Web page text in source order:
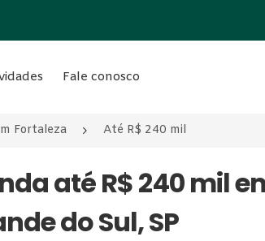
Fale conosco
Fortaleza Até R$ 240 mil
até R$ 240 mil
do Sul, SP